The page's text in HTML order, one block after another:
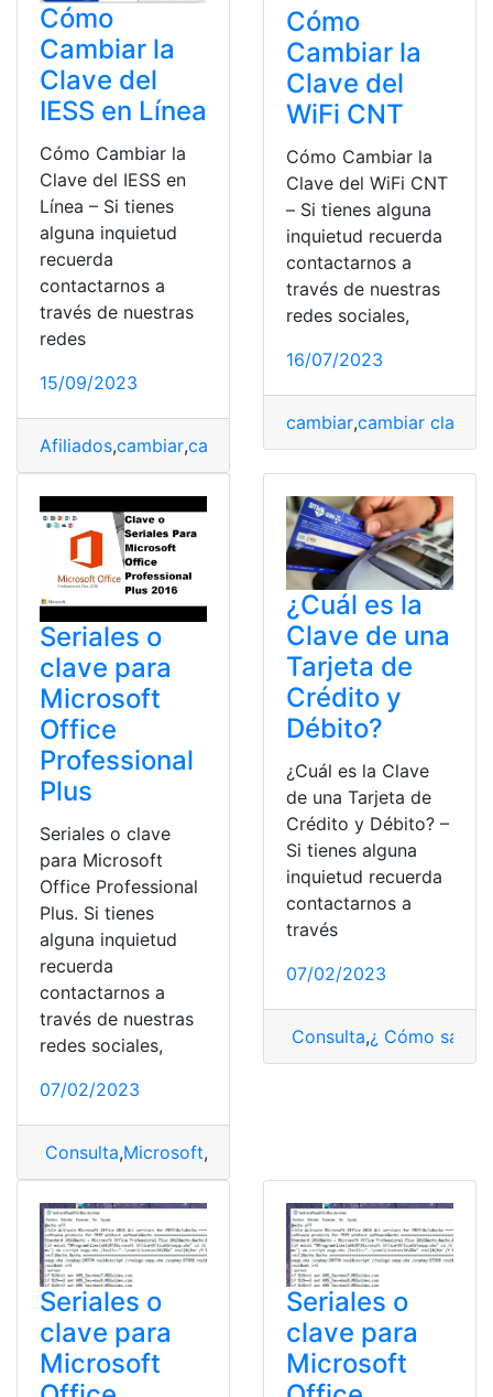
Cómo
Cambiar la
Clave del
IESS en Línea
Cómo Cambiar la
Clave del IESS en
Línea – Si tienes
alguna inquietud
recuerda
contactarnos a
través de nuestras
redes
15/09/2023
Afiliados,cambiar,cambiar clave,Clave,IESS,Recuperar
Cómo
Cambiar la
Clave del
WiFi CNT
Cómo Cambiar la
Clave del WiFi CNT
– Si tienes alguna
inquietud recuerda
contactarnos a
través de nuestras
redes sociales,
16/07/2023
cambiar,cambiar clave
Seriales o
clave para
Microsoft
Office
Professional
Plus
Seriales o clave
para Microsoft
Office Professional
Plus. Si tienes
alguna inquietud
recuerda
contactarnos a
través de nuestras
redes sociales,
07/02/2023
Consulta,Microsoft,
¿Cuál es la
Clave de una
Tarjeta de
Crédito y
Débito?
¿Cuál es la Clave
de una Tarjeta de
Crédito y Débito? –
Si tienes alguna
inquietud recuerda
contactarnos a
través
07/02/2023
Consulta,¿ Cómo
Seriales o
clave para
Microsoft
Seriales o
clave para
Microsoft